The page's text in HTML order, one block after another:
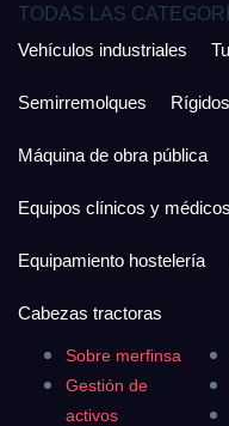
Sobre merfinsa
Gestión de
activos
TODAS LAS
Vehículos industriales
Semirremolques Rígidos
Máquina de obra pública
Equipos clínicos y médicos
Equipamiento hostelería
Cabezas tractoras